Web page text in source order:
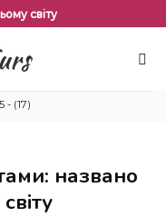
світу
- (17)